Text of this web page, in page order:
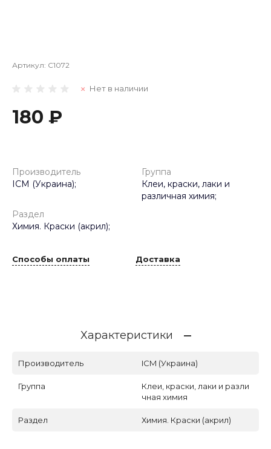
Артикул: C1072
Нет в наличии
180 ₽
Производитель
ICM (Украина);
Группа
Клеи, краски, лаки и
различная химия;
Раздел
Химия. Краски (акрил);
Способы оплаты Доставка
Характеристики
Производитель ICM (Украина)
Группа
Клеи, краски, лаки и разли
чная химия
Раздел Химия. Краски (акрил)